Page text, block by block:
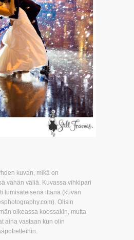
kuvan, mikä on
vähän väliä. Kuvassa vihkipari
lumisateisena iltana (kuvan
Olisin
oikeassa koossakin, mutta
aina vastaan kun olin